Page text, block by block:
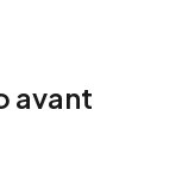
avant